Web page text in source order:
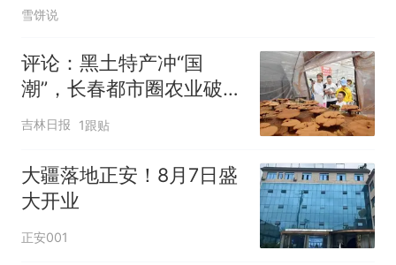
雪饼说
评论：黑土特产冲“国
潮”，长春都市圈农业破局
之道何在？
吉林日报 1跟贴
大疆落地正安！8月7日盛
大开业
正安001